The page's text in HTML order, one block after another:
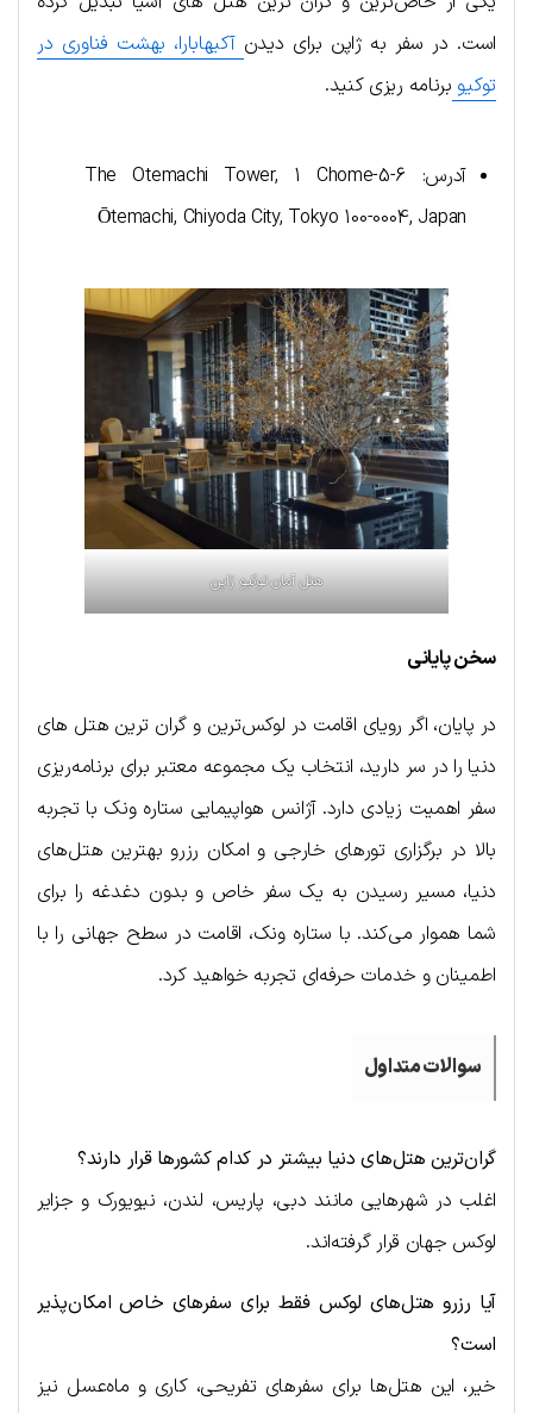
است. در سفر به ژاپن برای دیدن آکیهابارا، بهشت فناوری در
توکیو برنامه ریزی کنید.
آدرس: The Otemachi Tower, 1 Chome-5-6
Ōtemachi, Chiyoda City, Tokyo 100-0004, Japan
هتل آمان توکیو ژاپن
سخن پایانی
در پایان، اگر رویای اقامت در لوکس‌ترین و گران‌ ترین هتل‌ های
دنیا را در سر دارید، انتخاب یک مجموعه معتبر برای برنامه‌ریزی
سفر اهمیت زیادی دارد. آژانس هواپیمایی ستاره ونک با تجربه
بالا در برگزاری تورهای خارجی و امکان رزرو بهترین هتل‌های
دنیا، مسیر رسیدن به یک سفر خاص و بدون دغدغه را برای
شما هموار می‌کند. با ستاره ونک، اقامت در سطح جهانی را با
اطمینان و خدمات حرفه‌ای تجربه خواهید کرد.
سوالات متداول
گران‌ترین هتل‌های دنیا بیشتر در کدام کشورها قرار دارند؟
اغلب در شهرهایی مانند دبی، پاریس، لندن، نیویورک و جزایر
لوکس جهان قرار گرفته‌اند.
آیا رزرو هتل‌های لوکس فقط برای سفرهای خاص امکان‌پذیر
است؟
خیر، این هتل‌ها برای سفرهای تفریحی، کاری و ماه‌عسل نیز